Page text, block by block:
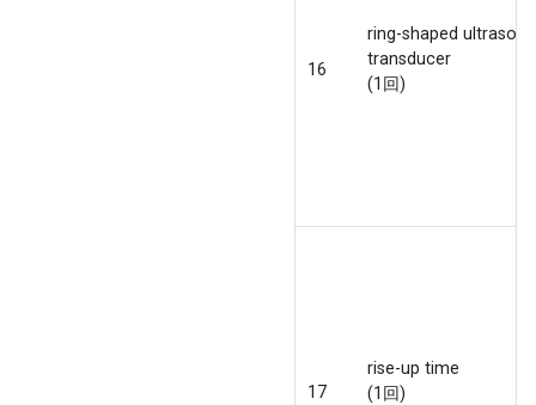
16
ring-shaped
transducer
(1回)
17
rise-up time
(1回)